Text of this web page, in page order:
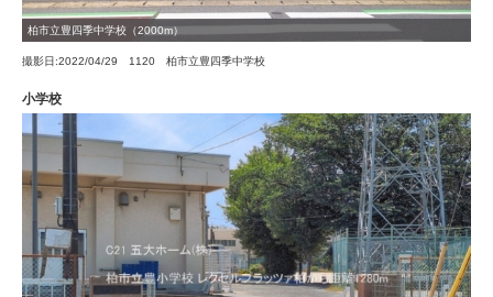
柏市立豊四季中学校（2000m）
撮影日:2022/04/29 1120 柏市立豊四季中学校
小学校